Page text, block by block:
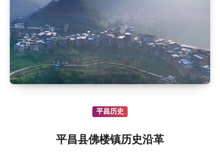
平昌历史
平昌县佛楼镇历史沿革